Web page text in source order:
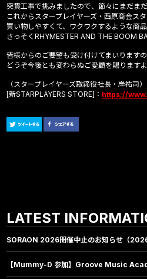
突貫工事で挑みましたので、節々にまだま
これからスタープレイヤーズ・西原商会ス
買い物しやすくて、ワクワクするような商
さっそくRHYMESTER AND THE BOOM
皆様からのご要望も受け付けてまいります
どうぞ今後とも変わらぬご愛顧を賜ります
（スタープレイヤーズ取締役社長・岸祐司）
[新STARPLAYERS STORE]： https://
LATEST
SORAON 2026開催中止のお知らせ（
【Mummy-D 参加】Groove Music